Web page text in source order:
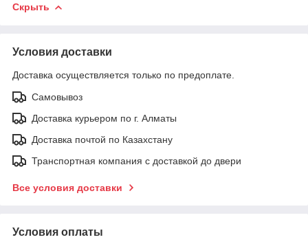
Скрыть
Условия доставки
Доставка осуществляется только по предоплате.
Самовывоз
Доставка курьером по г. Алматы
Доставка почтой по Казахстану
Транспортная компания с доставкой до двери
Все условия доставки
Условия оплаты